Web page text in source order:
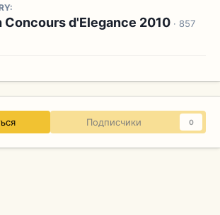
Concours d'Elegance 2010 · 857
Подписчики 0